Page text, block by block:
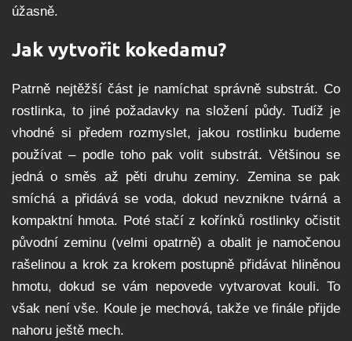
úžasně.
Jak vytvořit kokedamu?
Patrně nejtěžší část je namíchat správně substrát. Co
rostlinka, to jiné požadavky na složení půdy. Tudíž je
vhodné si předem rozmyslet, jakou rostlinku budeme
používat – podle toho pak volit substrát. Většinou se
jedná o směs až pěti druhu zeminy. Zemina se pak
smíchá a přidává se voda, dokud nevznikne tvárná a
kompaktní hmota. Poté stačí z kořínků rostlinky očistit
původní zeminu (velmi opatrně) a obalit je namočenou
rašelinou a krok za krokem postupně přidávat hliněnou
hmotu, dokud se vám nepovede vytvarovat kouli. To
však není vše. Koule je mechová, takže ve finále přijde
nahoru ještě mech.